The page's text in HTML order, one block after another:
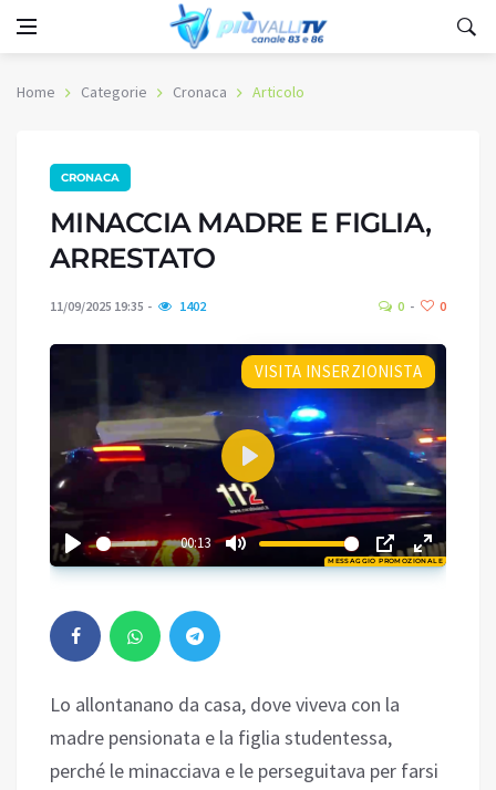
Home Categorie Cronaca Articolo
CRONACA
MINACCIA MADRE E FIGLIA,
ARRESTATO
11/09/2025 19:35 1402 0 0
MESSAGGIO PROMOZIONALE
VISITA INSERZIONISTA
00:13
Play
01:02
Lo allontanano da casa, dove viveva con la
madre pensionata e la figlia studentessa,
perché le minacciava e le perseguitava per farsi